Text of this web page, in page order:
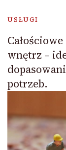
USŁUGI
wnętrz –
potrzeb.